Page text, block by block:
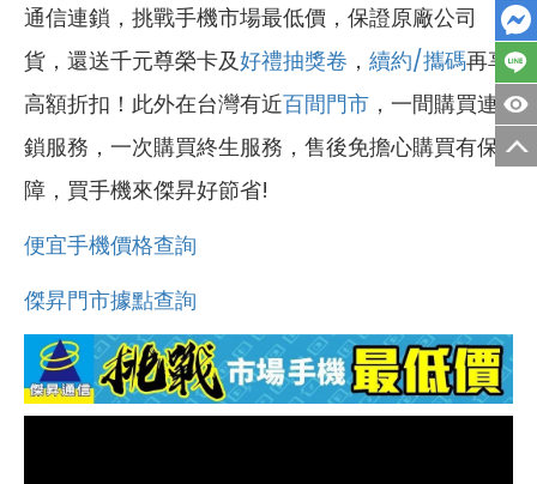
通信連鎖，挑戰手機市場最低價，保證原廠公司
貨，還送千元尊榮卡及好禮抽獎卷 ， 續約/攜碼再享
高額折扣！此外在台灣有近百間門市 ，一間購買連
鎖服務，一次購買終生服務，售後免擔心購買有保
障，買手機來傑昇好節省!
便宜手機價格查詢
傑昇門市據點查詢